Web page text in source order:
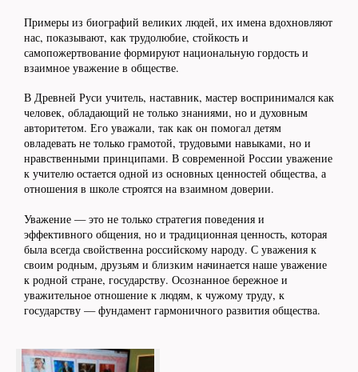
Примеры из биографий великих людей, их имена вдохновляют
нас, показывают, как трудолюбие, стойкость и
самопожертвование формируют национальную гордость и
взаимное уважение в обществе.
В Древней Руси учитель, наставник, мастер воспринимался как
человек, обладающий не только знаниями, но и духовным
авторитетом. Его уважали, так как он помогал детям
овладевать не только грамотой, трудовыми навыками, но и
нравственными принципами. В современной России уважение
к учителю остается одной из основных ценностей общества, а
отношения в школе строятся на взаимном доверии.
Уважение — это не только стратегия поведения и
эффективного общения, но и традиционная ценность, которая
была всегда свойственна российскому народу. С уважения к
своим родным, друзьям и близким начинается наше уважение
к родной стране, государству. Осознанное бережное и
уважительное отношение к людям, к чужому труду, к
государству — фундамент гармоничного развития общества.